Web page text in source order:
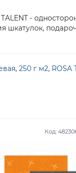
-
шкатулок,
, 250 г м2, ROSA
Код: